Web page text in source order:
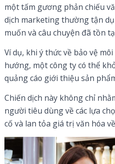
một tấm gương phản chiếu
dịch marketing thường tận
muốn và câu chuyện đã tồn
Ví dụ, khi ý thức về bảo vệ
hướng, một công ty có thể
quảng cáo giới thiệu sản
Chiến dịch này không chỉ
người tiêu dùng về các lựa
cố và lan tỏa giá trị văn hóa